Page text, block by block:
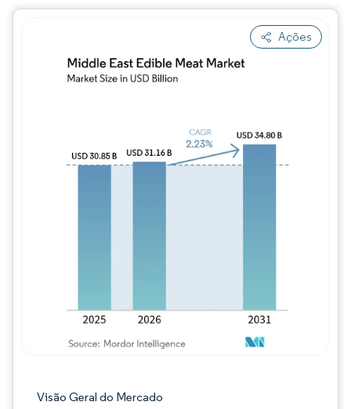
Ações
Visão Geral do Mercado